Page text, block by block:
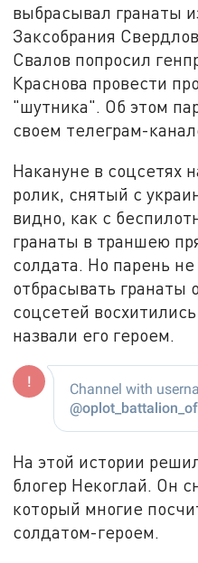
выбрасывал гранаты
Заксобрания
Свалов попросил
Краснова провести
"шутника". Об этом
своем телеграм-
Накануне в соцсетях
ролик, снятый с
видно, как с
гранаты в траншею
солдата. Но парень
отбрасывать гранаты
соцсетей
назвали его героем.
На этой истории
блогер Некоглай. Он
который многие
солдатом-героем.